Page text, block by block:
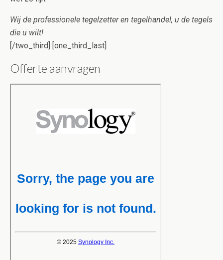
Wij de professionele tegelzetter en tegelhandel, u de tegels
die u wilt!
[/two_third] [one_third_last]
Offerte aanvragen